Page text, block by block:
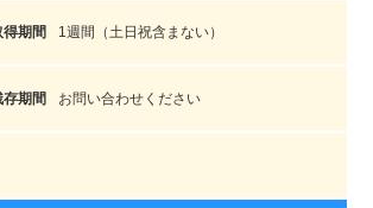
1週間（土日祝含まない）
お問い合わせください